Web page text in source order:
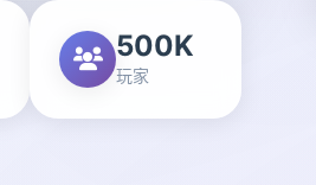
500K
玩家